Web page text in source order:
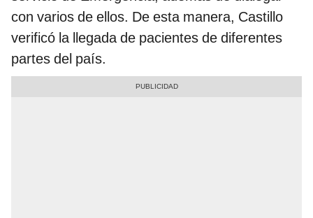
con varios de ellos. De esta manera, Castillo
verificó la llegada de pacientes de diferentes
partes del país.